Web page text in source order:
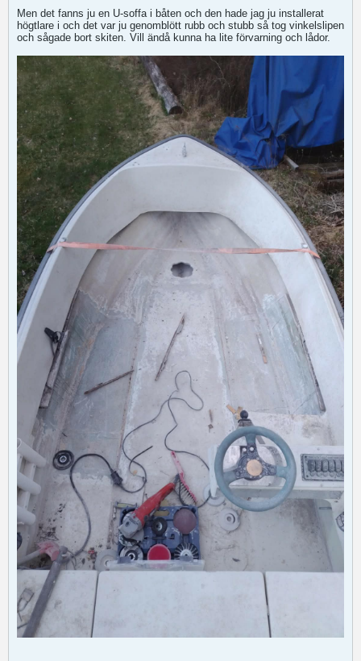
Men det fanns ju en U-soffa i båten och den hade jag ju installerat
högtlare i och det var ju genomblött rubb och stubb så tog vinkelslipen
och sågade bort skiten. Vill ändå kunna ha lite förvarning och lådor.